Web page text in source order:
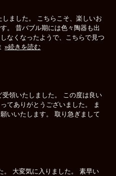
ました。 こちらこそ、楽しいお
。 昔バブル期には色々陶器も出
なくなったようで、こちらで見つ
»続きを読む
領いたしました。 この度は良い
てありがとうございました。 ま
いいたします。 取り急ぎまして
。 大変気に入りました。 素早い